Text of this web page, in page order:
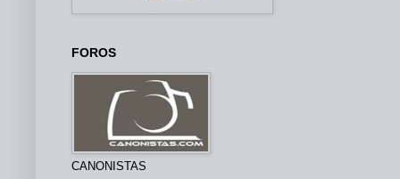
FOROS
CANONISTAS